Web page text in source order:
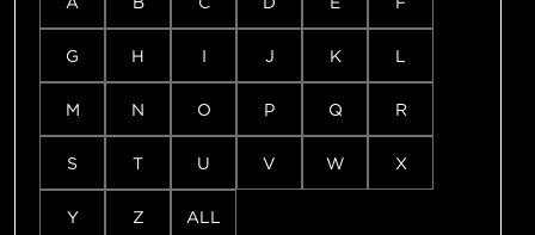
G H I J K L
M N O P Q R
S T U V W X
Y Z ALL